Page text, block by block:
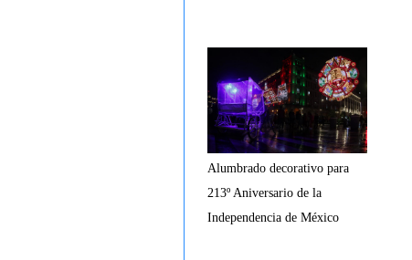
Alumbrado decorativo para
213º Aniversario de la
Independencia de México